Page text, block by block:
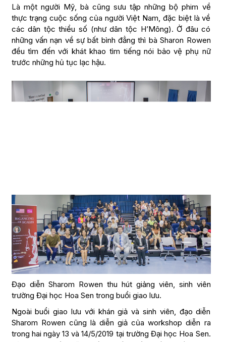
Là một người Mỹ, bà cũng sưu tập những bộ phim về
thực trạng cuộc sống của người Việt Nam, đặc biệt là về
các dân tộc thiểu số (như dân tộc H’Mông). Ở đâu có
những vấn nạn về sự bất bình đẳng thì bà Sharon Rowen
đều tìm đến với khát khao tìm tiếng nói bảo vệ phụ nữ
trước những hủ tục lạc hậu.
Đạo diễn Sharom Rowen thu hút giảng viên, sinh viên
trường Đại học Hoa Sen trong buổi giao lưu.
Ngoài buổi giao lưu với khán giả và sinh viên, đạo diễn
Sharom Rowen cũng là diễn giả của workshop diễn ra
trong hai ngày 13 và 14/5/2019 tại trường Đại học Hoa Sen.